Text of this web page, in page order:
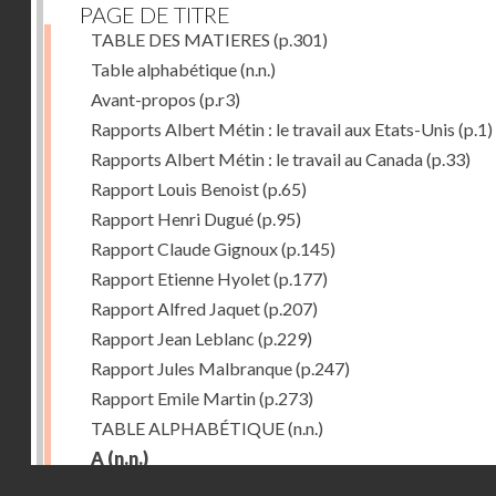
PAGE DE TITRE
TABLE DES MATIERES (p.301)
Table alphabétique(n.n.)
Avant-propos (p.r3)
Rapports Albert Métin : le travail aux Etats-Unis (p.1)
Rapports Albert Métin : le travail au Canada(p.33)
Rapport Louis Benoist(p.65)
Rapport Henri Dugué(p.95)
Rapport Claude Gignoux(p.145)
Rapport Etienne Hyolet(p.177)
Rapport Alfred Jaquet(p.207)
Rapport Jean Leblanc (p.229)
Rapport Jules Malbranque(p.247)
Rapport Emile Martin(p.273)
TABLE ALPHABÉTIQUE(n.n.)
A (n.n.)